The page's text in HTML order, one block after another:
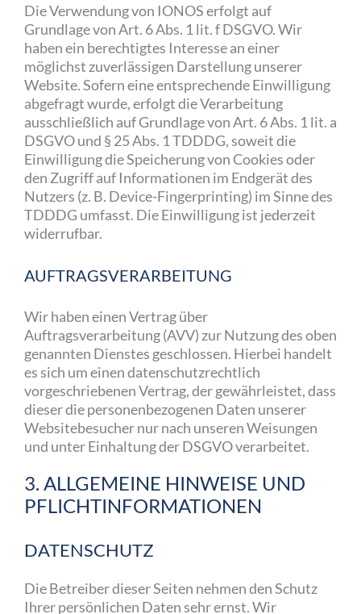
Die Verwendung von IONOS erfolgt auf
Grundlage von Art. 6 Abs. 1 lit. f DSGVO. Wir
haben ein berechtigtes Interesse an einer
möglichst zuverlässigen Darstellung unserer
Website. Sofern eine entsprechende Einwilligung
abgefragt wurde, erfolgt die Verarbeitung
ausschließlich auf Grundlage von Art. 6 Abs. 1 lit. a
DSGVO und § 25 Abs. 1 TDDDG, soweit die
Einwilligung die Speicherung von Cookies oder
den Zugriff auf Informationen im Endgerät des
Nutzers (z. B. Device-Fingerprinting) im Sinne des
TDDDG umfasst. Die Einwilligung ist jederzeit
widerrufbar.
AUFTRAGSVERARBEITUNG
Wir haben einen Vertrag über
Auftragsverarbeitung (AVV) zur Nutzung des oben
genannten Dienstes geschlossen. Hierbei handelt
es sich um einen datenschutzrechtlich
vorgeschriebenen Vertrag, der gewährleistet, dass
dieser die personenbezogenen Daten unserer
Websitebesucher nur nach unseren Weisungen
und unter Einhaltung der DSGVO verarbeitet.
3. ALLGEMEINE HINWEISE UND
PFLICHT­INFORMATIONEN
DATENSCHUTZ
Die Betreiber dieser Seiten nehmen den Schutz
Ihrer persönlichen Daten sehr ernst. Wir